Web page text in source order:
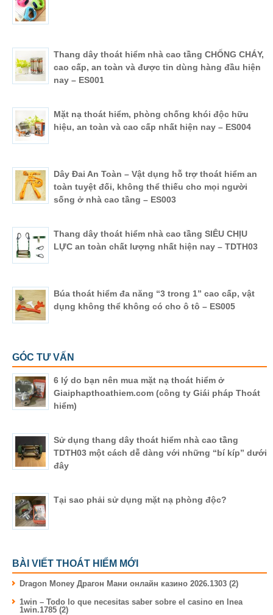
Thang dây thoát hiểm nhà cao tầng CHỐNG CHÁY,
cao cấp, an toàn và được tin dùng hàng đầu hiện
nay – ES001
Mặt nạ thoát hiểm, phòng chống khói độc hữu
hiệu, an toàn và cao cấp nhất hiện nay – ES004
Dây Đai An Toàn – Vật dụng hỗ trợ thoát hiểm an
toàn tuyệt đối, không thể thiếu cho mọi người
sống ở nhà cao tầng – ES003
Thang dây thoát hiểm nhà cao tầng SIÊU CHỊU
LỰC an toàn chất lượng nhất hiện nay – TDTH03
Búa thoát hiểm đa năng “3 trong 1” cao cấp, vật
dụng không thể không có cho ô tô – ES005
GÓC TƯ VẤN
6 lý do bạn nên mua mặt nạ thoát hiểm ở
Giaiphapthoathiem.com (công ty Giái pháp Thoát
hiểm)
Sử dụng thang dây thoát hiểm nhà cao tầng
TDTH03 một cách dễ dàng với những “bí kíp” dưới
đây
Tại sao phải sử dụng mặt nạ phòng độc?
BÀI VIẾT THOÁT HIỂM MỚI
Dragon Money Драгон Мани онлайн казино 2026.1303 (2)
1win – Todo lo que necesitas saber sobre el casino en lnea
1win.1785 (2)